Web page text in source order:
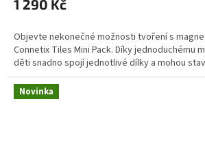
1 290 Kč
Objevte nekonečné možnosti tvoření s
Connetix Tiles Mini Pack. Díky jednoduchému
děti snadno spojí jednotlivé dílky a mohou
Novinka